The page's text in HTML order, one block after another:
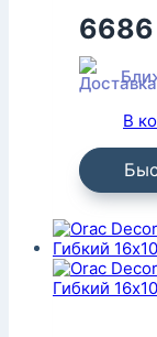
6686
В